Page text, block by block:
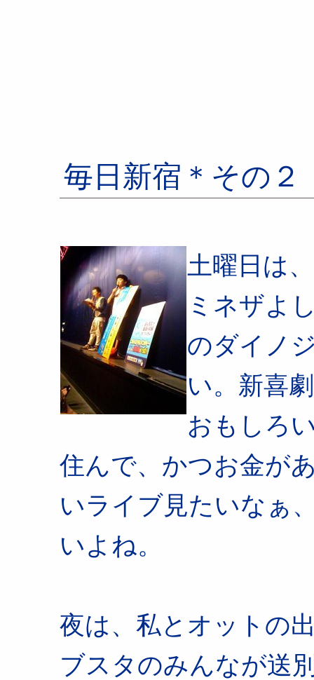
毎日新宿＊その
土曜日は
ミネザよ
のダイノ
い。新喜
おもしろ
住んで、かつお金が
いライブ見たいなぁ
いよね。
夜は、私とオットの
ブスタのみんなが送